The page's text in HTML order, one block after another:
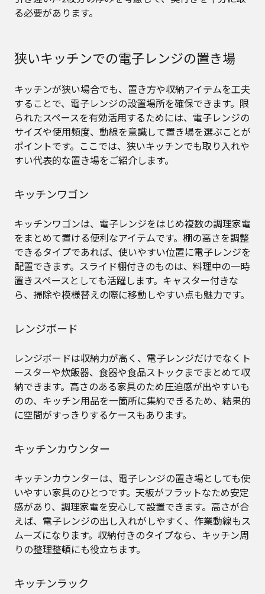
る必要があります。
狭いキッチンでの電子レンジの置き場
キッチンが狭い場合でも、置き方や収納アイテムを工夫
することで、電子レンジの設置場所を確保できます。限
られたスペースを有効活用するためには、電子レンジの
サイズや使用頻度、動線を意識して置き場を選ぶことが
ポイントです。ここでは、狭いキッチンでも取り入れや
すい代表的な置き場をご紹介します。
キッチンワゴン
キッチンワゴンは、電子レンジをはじめ複数の調理家電
をまとめて置ける便利なアイテムです。棚の高さを調整
できるタイプであれば、使いやすい位置に電子レンジを
配置できます。スライド棚付きのものは、料理中の一時
置きスペースとしても活躍します。キャスター付きな
ら、掃除や模様替えの際に移動しやすい点も魅力です。
レンジボード
レンジボードは収納力が高く、電子レンジだけでなくト
ースターや炊飯器、食器や食品ストックまでまとめて収
納できます。高さのある家具のため圧迫感が出やすいも
のの、キッチン用品を一箇所に集約できるため、結果的
に空間がすっきりするケースもあります。
キッチンカウンター
キッチンカウンターは、電子レンジの置き場としても使
いやすい家具のひとつです。天板がフラットなため安定
感があり、調理家電を安心して設置できます。高さが合
えば、電子レンジの出し入れがしやすく、作業動線もス
ムーズになります。収納付きのタイプなら、キッチン周
りの整理整頓にも役立ちます。
キッチンラック